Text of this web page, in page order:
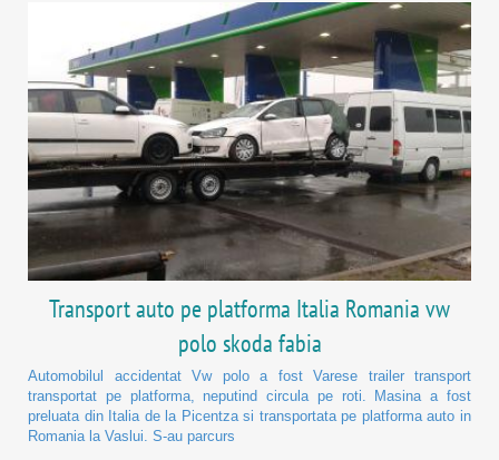
Transport auto pe platforma Italia Romania vw
polo skoda fabia
Automobilul accidentat Vw polo a fost Varese trailer transport
transportat pe platforma, neputind circula pe roti. Masina a fost
preluata din Italia de la Picentza si transportata pe platforma auto in
Romania la Vaslui. S-au parcurs